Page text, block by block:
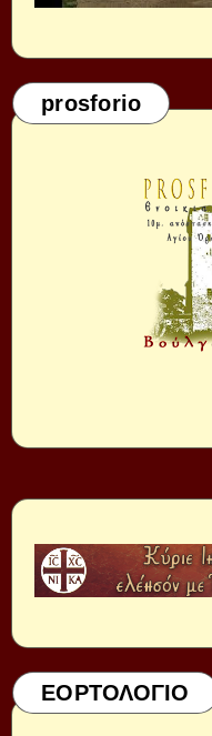
prosforio
ΕΟΡΤΟΛΟΓΙΟ